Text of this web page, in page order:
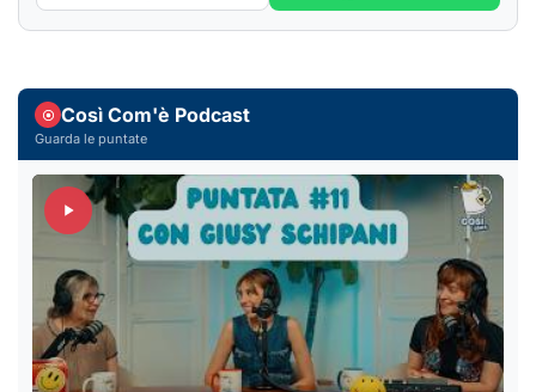
Così Com'è Podcast
Guarda le puntate